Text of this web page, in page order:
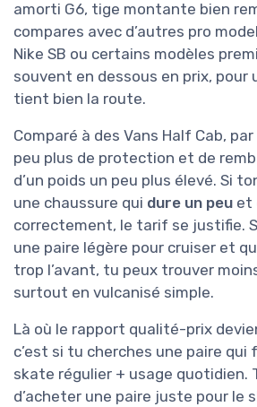
amorti G6, tige montante bien
compares avec d’autres pro
Nike SB ou certains modèles
souvent en dessous en prix, pour
tient bien la route.
Comparé à des Vans Half Cab,
peu plus de protection et de
d’un poids un peu plus élevé. Si
une chaussure qui dure un peu et
correctement, le tarif se justifie.
une paire légère pour cruiser et
trop l’avant, tu peux trouver
surtout en vulcanisé simple.
Là où le rapport qualité-prix
c’est si tu cherches une paire qui
skate régulier + usage quotidien.
d’acheter une paire juste pour le